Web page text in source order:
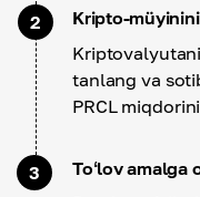
2
Kripto-
tanlang va
PRCL
3
Toʻlov amalga